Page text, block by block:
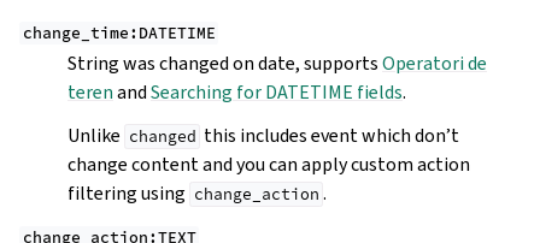
change_time:DATETIME
String was changed on date, supportsOperatori de
terenandSearching for DATETIME fields.
Unlike changed this includes event which don’t
change content and you can apply custom action
filtering using change_action .
change_action:TEXT